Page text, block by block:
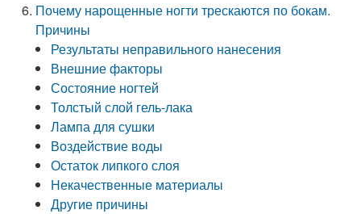
Почему нарощенные ногти трескаются по бокам.
Причины
Результаты неправильного нанесения
Внешние факторы
Состояние ногтей
Толстый слой гель-лака
Лампа для сушки
Воздействие воды
Остаток липкого слоя
Некачественные материалы
Другие причины